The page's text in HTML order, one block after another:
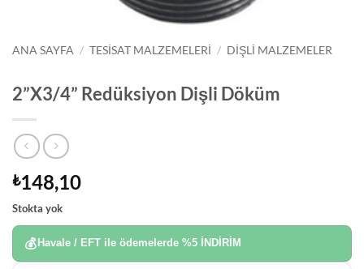
ANA SAYFA / TESISAT MALZEMELERI / DIŞLI MALZEMELER
2”X3/4” Redüksiyon Dişli Döküm
₺148,10
Stokta yok
💰 Havale / EFT ile ödemelerde %5 İNDİRİM